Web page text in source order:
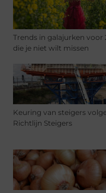
Trends in galajurken voor
die je niet wilt missen
Keuring van steigers
Richtlijn Steigers